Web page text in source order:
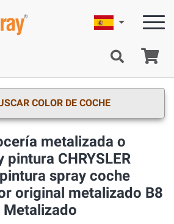
Español
COLOR DE COCHE
metalizada o
CHRYSLER
spray coche
original metalizado B8